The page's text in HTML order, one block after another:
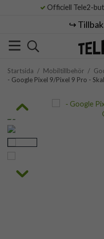
Officiell Tele2-
↪️
Startsida / Mobiltillbehör /
- Google Pixel 9/Pixel 9 Pro -